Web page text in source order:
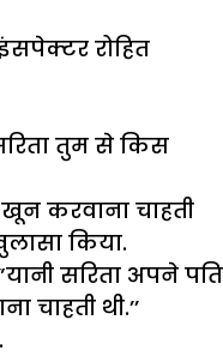
रोहित
तुम से किस
करवाना चाहती
किया.
सरिता अपने पति
चाहती थी.’’